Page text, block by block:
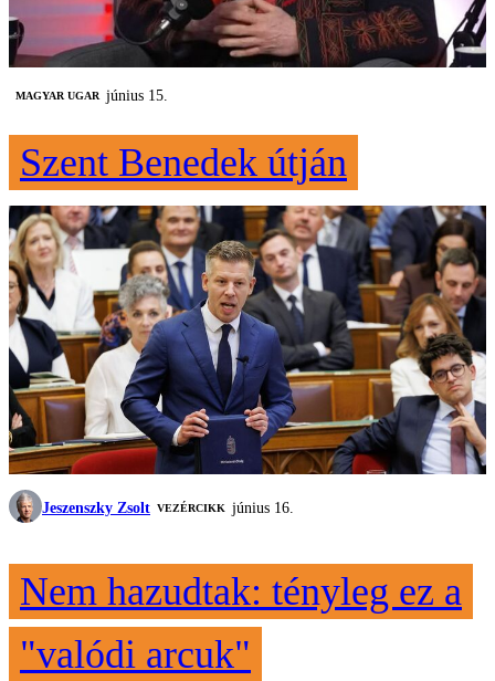
MAGYAR UGAR június 15.
Szent Benedek útján
Jeszenszky Zsolt VEZÉRCIKK június 16.
Nem hazudtak: tényleg ez a
"valódi arcuk"